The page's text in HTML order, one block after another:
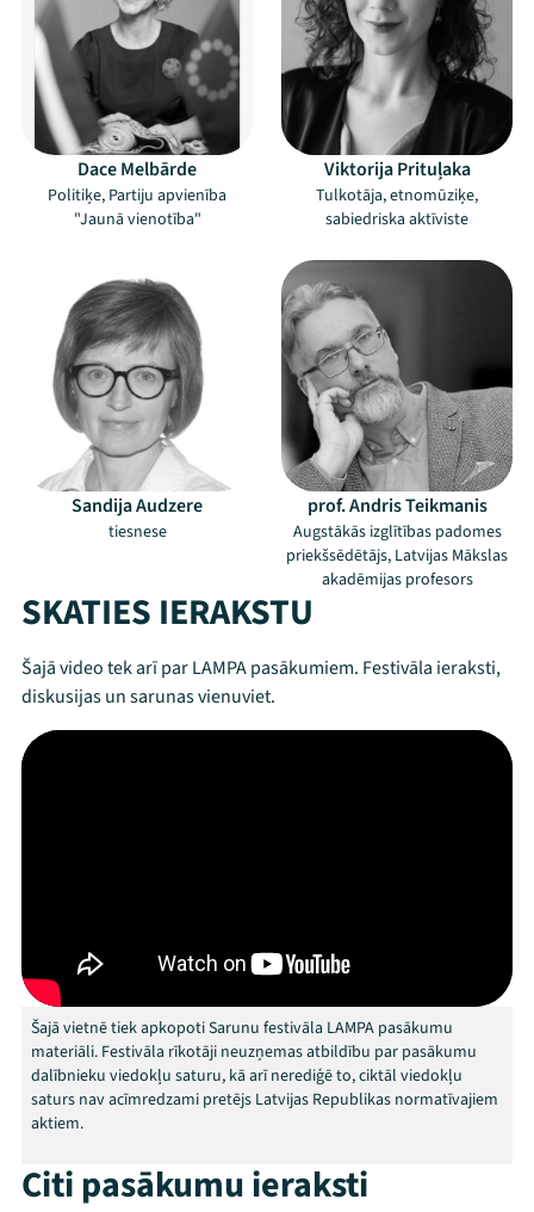
Mana programma
Festivāls
Programma
Arhīvs
Viņi bija LAMPĀ 2026
Jaunumi
Veikals
Kontakti
Dace Melbārde
Politiķe, Partiju apvienība
"Jaunā vienotība"
Viktorija Prituļaka
Tulkotāja, etnomūziķe,
sabiedriska aktīviste
Sandija Audzere
tiesnese
prof. Andris Teikmanis
Augstākās izglītības padomes
priekšsēdētājs, Latvijas Mākslas
akadēmijas profesors
SKATIES IERAKSTU
Šajā video tek arī par LAMPA pasākumiem. Festivāla ieraksti,
diskusijas un sarunas vienuviet.
Šajā vietnē tiek apkopoti Sarunu festivāla LAMPA pasākumu
materiāli. Festivāla rīkotāji neuzņemas atbildību par pasākumu
dalībnieku viedokļu saturu, kā arī nerediģē to, ciktāl viedokļu
saturs nav acīmredzami pretējs Latvijas Republikas normatīvajiem
aktiem.
Citi pasākumu ieraksti